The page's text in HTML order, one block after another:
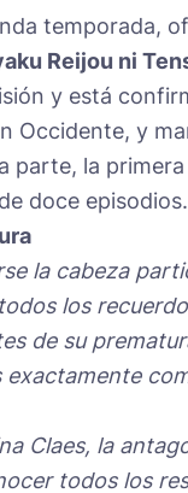
temporada,
Reijou ni
y está
Occidente, y
parte, la
doce episodios.
la cabeza
los
de su
exactamente
Claes, la
todos los